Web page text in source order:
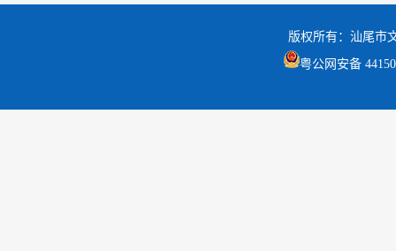
版权所有：汕尾市
粤公网安备